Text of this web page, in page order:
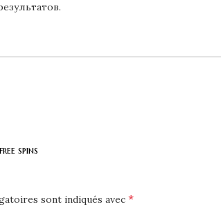
spins
sont indiqués avec *